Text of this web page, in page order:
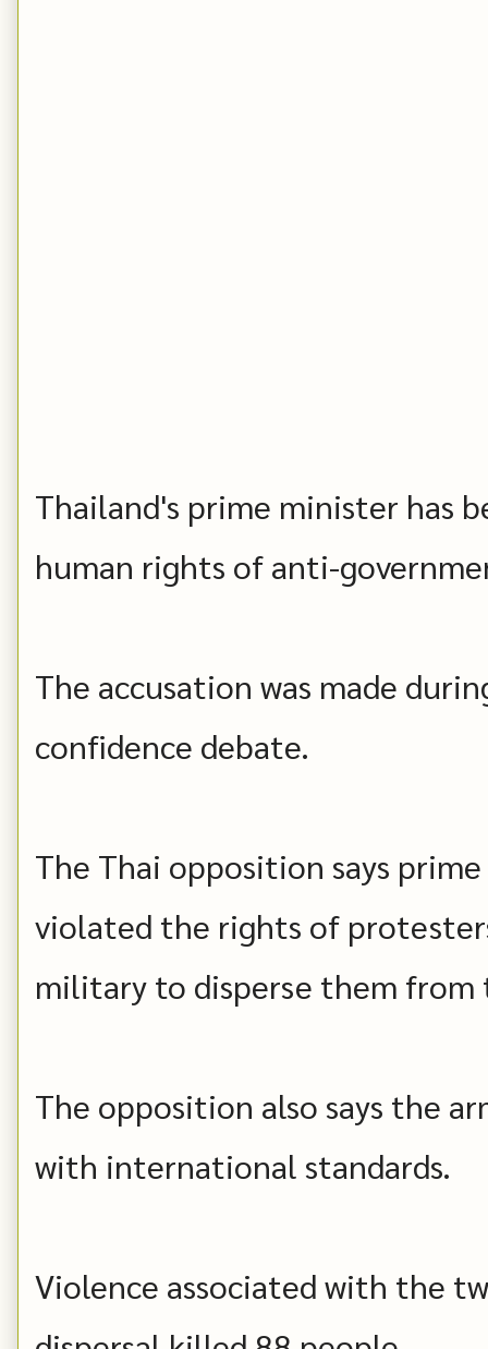
Thailand's prime minister has
human rights of anti-
The accusation was made
confidence debate.
The Thai opposition says
violated the rights of
military to disperse them
The opposition also says the
with international standards.
Violence associated with the